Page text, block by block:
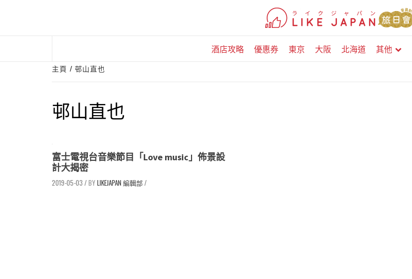
酒店攻略 優惠券 東京 大阪 北海道 其他
主頁 邨山直也
邨山直也
富士電視台音樂節目「Love music」佈景設
計大揭密
2019-05-03 / LIKEJAPAN 編輯部/